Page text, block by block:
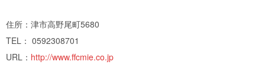
住所：津市高野尾町5680
TEL： 0592308701
URL： http://www.ffcmie.co.jp